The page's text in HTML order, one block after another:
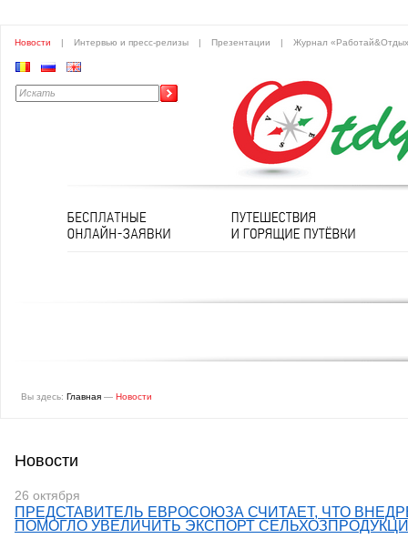
Новости | Интервью и пресс-релизы | Презентации | Журнал
Вы здесь: Главная — Новости
Новости
26 октября
ПРЕДСТАВИТЕЛЬ ЕВРОСОЮЗА СЧИТАЕТ, ЧТО
ПОМОГЛО УВЕЛИЧИТЬ ЭКСПОРТ